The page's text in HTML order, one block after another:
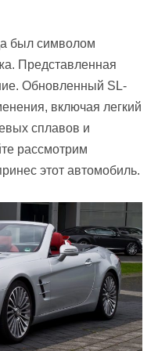
был символом
Представленная
Обновленный SL-
включая легкий
сплавов и
рассмотрим
этот автомобиль.